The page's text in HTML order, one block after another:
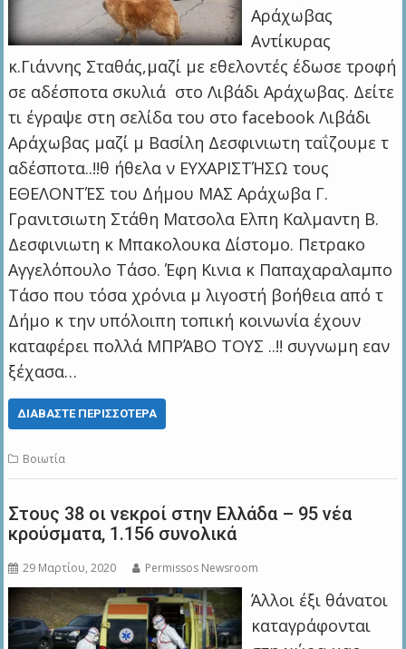
Αράχωβας
Αντίκυρας
κ.Γιάννης Σταθάς,μαζί με εθελοντές έδωσε τροφή
σε αδέσποτα σκυλιά στο Λιβάδι Αράχωβας. Δείτε
τι έγραψε στη σελίδα του στο facebook Λιβάδι
Αράχωβας μαζί μ Βασίλη Δεσφινιωτη ταΐζουμε τ
αδέσποτα..!!θ ήθελα ν ΕΥΧΑΡΙΣΤΉΣΩ τους
ΕΘΕΛΟΝΤΈΣ του Δήμου ΜΑΣ Αράχωβα Γ.
Γρανιτσιωτη Στάθη Ματσολα Ελπη Καλμαντη Β.
Δεσφινιωτη κ Μπακολουκα Δίστομο. Πετρακο
Αγγελόπουλο Τάσο. Έφη Κινια κ Παπαχαραλαμπο
Τάσο που τόσα χρόνια μ λιγοστή βοήθεια από τ
Δήμο κ την υπόλοιπη τοπική κοινωνία έχουν
καταφέρει πολλά ΜΠΡΆΒΟ ΤΟΥΣ ..!! συγνωμη εαν
ξέχασα…
ΔΙΑΒΆΣΤΕ ΠΕΡΙΣΣΌΤΕΡΑ
Βοιωτία
Στους 38 οι νεκροί στην Ελλάδα – 95 νέα
κρούσματα, 1.156 συνολικά
29 Μαρτίου, 2020 Permissos Newsroom
Άλλοι έξι θάνατοι
καταγράφονται